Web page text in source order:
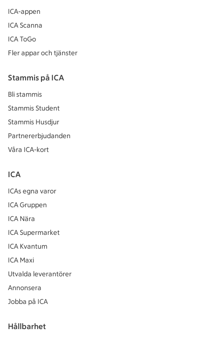
ICA-appen
ICA Scanna
ICA ToGo
Fler appar och tjänster
Stammis på ICA
Bli stammis
Stammis Student
Stammis Husdjur
Partnererbjudanden
Våra ICA-kort
ICA
ICAs egna varor
ICA Gruppen
ICA Nära
ICA Supermarket
ICA Kvantum
ICA Maxi
Utvalda leverantörer
Annonsera
Jobba på ICA
Hållbarhet